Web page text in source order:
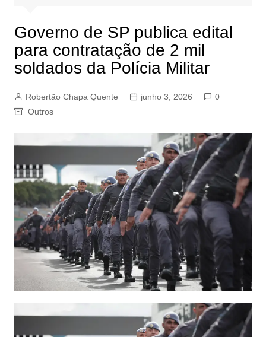
Governo de SP publica edital
para contratação de 2 mil
soldados da Polícia Militar
Robertão Chapa Quente junho 3, 2026
0
Outros